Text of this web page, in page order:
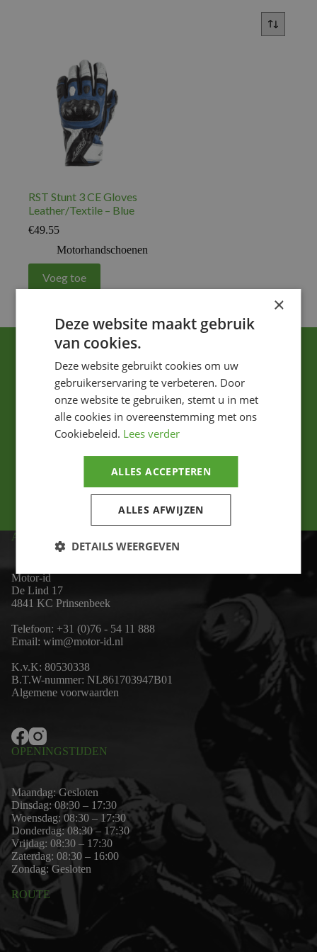
RST Stunt 3 CE Gloves
Leather/Textile – Blue
€49.55
Motorhandschoenen
Voeg toe
Ik ga akkoord met het privacybeleid.
ADRES
Motor-id
De Lind 17
4841 KC Prinsenbeek
Telefoon: +31 (0)76 - 54 11 888
Email: wim@motor-id.nl
K.v.K: 80530338
B.T.W-nummer: NL861703947B01
Algemene voorwaarden
OPENINGSTIJDEN
Maandag: Gesloten
Dinsdag: 08:30 – 17:30
Woensdag: 08:30 – 17:30
Donderdag: 08:30 – 17:30
Vrijdag: 08:30 – 17:30
Zaterdag: 08:30 – 16:00
Zondag: Gesloten
ROUTE
×
Deze website maakt gebruik
van cookies.
Deze website gebruikt cookies om uw
gebruikerservaring te verbeteren. Door
onze website te gebruiken, stemt u in met
alle cookies in overeenstemming met ons
Cookiebeleid. Lees verder
ALLES ACCEPTEREN
ALLES AFWIJZEN
DETAILS WEERGEVEN